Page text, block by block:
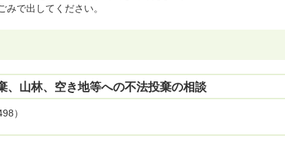
で出してください。
、山林、空き地等への不法投棄の相談
）